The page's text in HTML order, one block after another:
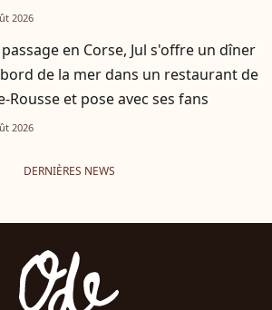
2026
en Corse, Jul s'offre un dîner
de la mer dans un restaurant de
Rousse et pose avec ses fans
2026
DERNIÈRES NEWS